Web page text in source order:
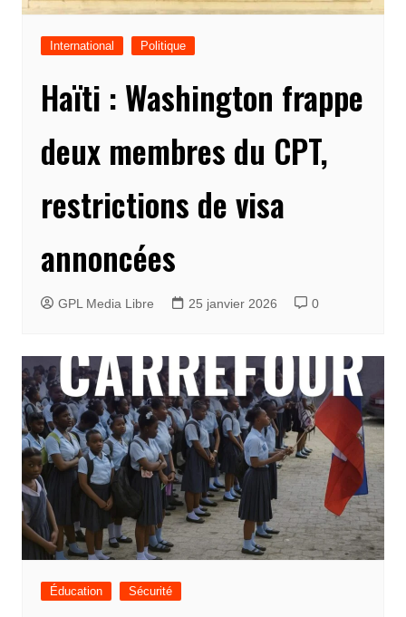
International Politique
Haïti : Washington frappe
deux membres du CPT,
restrictions de visa
annoncées
GPL Media Libre 25 janvier 2026 0
Éducation Sécurité